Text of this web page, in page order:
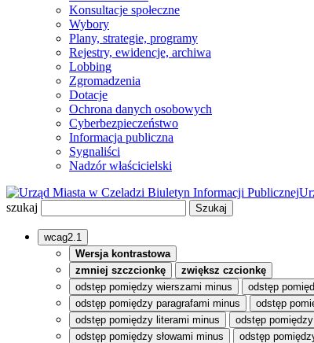
Konsultacje społeczne
Wybory
Plany, strategie, programy
Rejestry, ewidencje, archiwa
Lobbing
Zgromadzenia
Dotacje
Ochrona danych osobowych
Cyberbezpieczeństwo
Informacja publiczna
Sygnaliści
Nadzór właścicielski
Biuletyn Informacji Publicznej
szukaj
wcag2.1
Wersja kontrastowa
zmniej szczcionkę
zwiększ czcionkę
odstęp pomiędzy wierszami minus
odstęp
odstęp pomiędzy paragrafami minus
odstęp
odstęp pomiędzy literami minus
odstęp
odstęp pomiędzy słowami minus
odstęp